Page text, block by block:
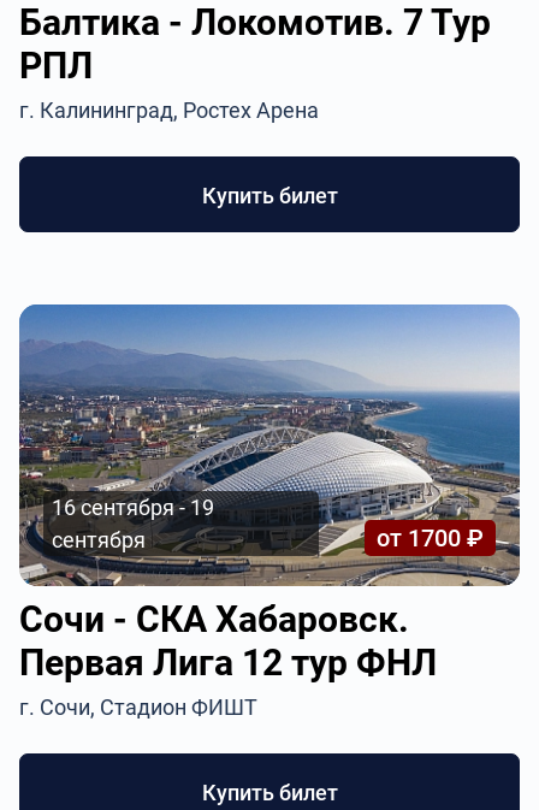
Балтика - Локомотив. 7 Тур
РПЛ
г. Калининград, Ростех Арена
Купить билет
16 сентября - 19
сентября
от 1700 ₽
Сочи - СКА Хабаровск.
Первая Лига 12 тур ФНЛ
г. Сочи, Стадион ФИШТ
Купить билет